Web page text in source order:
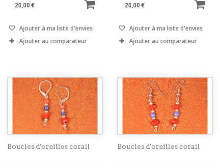
20,00 €
Ajouter à ma liste d'envies
Ajouter au comparateur
20,00 €
Ajouter à ma liste d'envies
Ajouter au comparateur
Boucles d'oreilles corail Boucles d'oreilles corail